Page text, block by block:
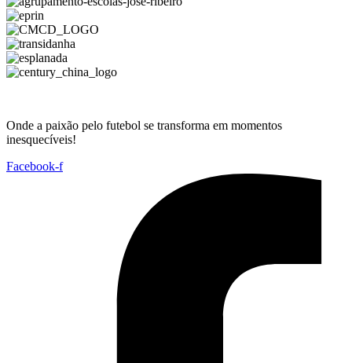
Onde a paixão pelo futebol se transforma em momentos
inesquecíveis!
Facebook-f